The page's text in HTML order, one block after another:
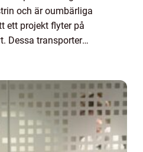
och är oumbärliga
ett projekt flyter på
Dessa transporter